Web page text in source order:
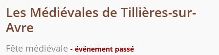
Les Médiévales de Tillières-sur-
Avre
Fête médiévale - événement passé